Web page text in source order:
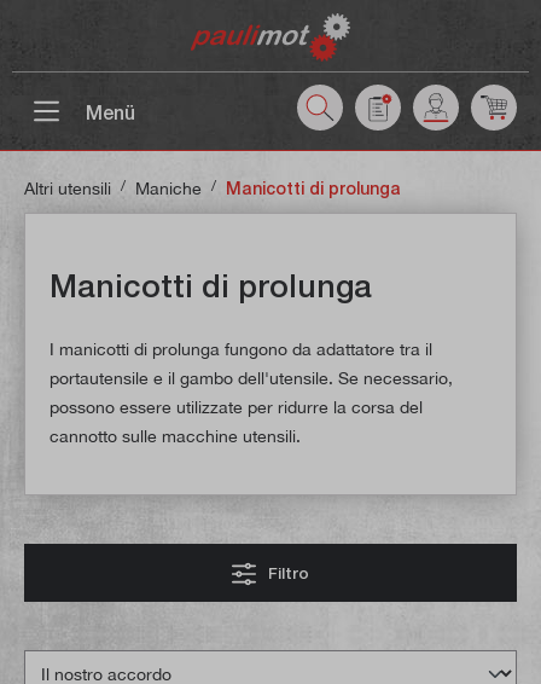
Menü
Altri utensili / Maniche / Manicotti di prolunga
Manicotti di prolunga
I manicotti di prolunga fungono da adattatore tra il
portautensile e il gambo dell'utensile. Se necessario,
possono essere utilizzate per ridurre la corsa del
cannotto sulle macchine utensili.
Filtro